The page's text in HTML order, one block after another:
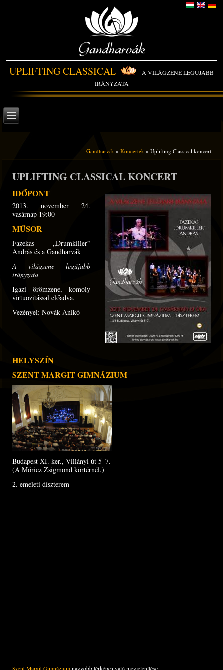
Gandharvák
UPLIFTING CLASSICAL
A VILÁGZENE LEGÚJABB
IRÁNYZATA
Gandharvák » Koncertek » Uplifting Classical koncert
UPLIFTING CLASSICAL KONCERT
IDŐPONT
2013. november 24.
vasárnap 19:00
MŰSOR
Fazekas „Drumkiller”
András és a Gandharvák
A világzene legújabb
irányzata
Igazi örömzene, komoly
virtuozitással előadva.
Vezényel: Novák Anikó
HELYSZÍN
SZENT MARGIT GIMNÁZIUM
Budapest XI. ker., Villányi út 5–7.
(A Móricz Zsigmond körtérnél.)
2. emeleti díszterem
Szent Margit Gimnázium nagyobb térképen való megjelenítése